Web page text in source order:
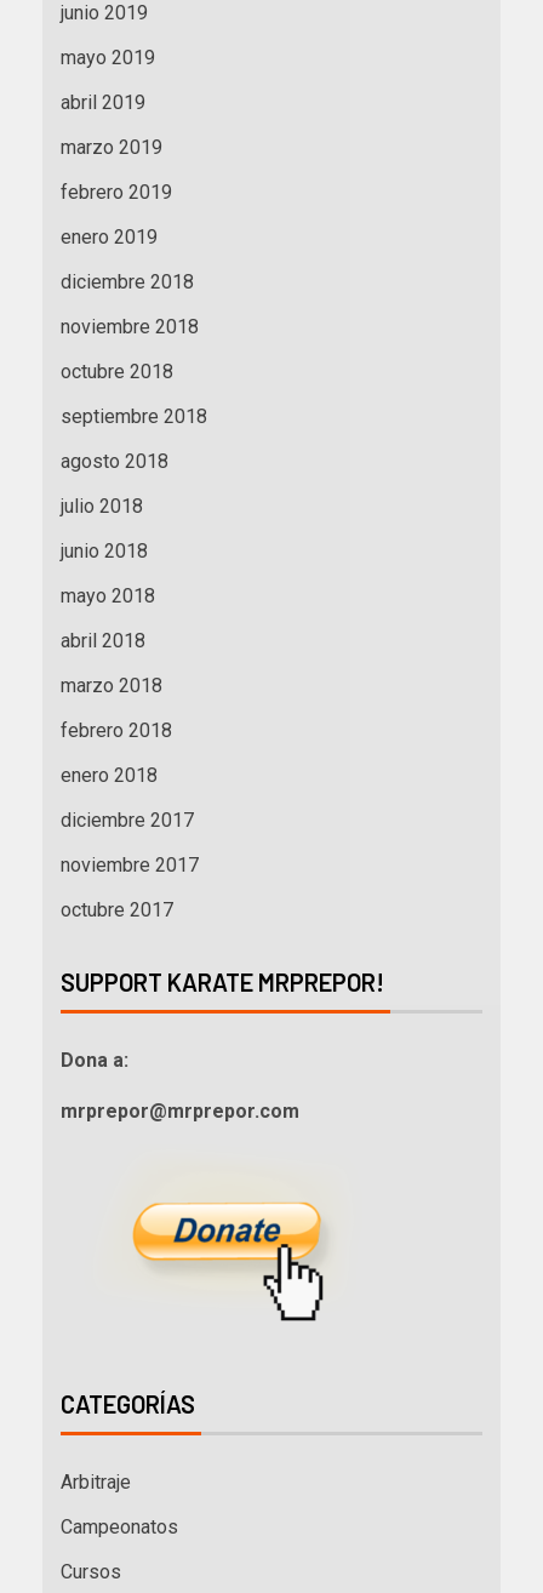
junio 2019
mayo 2019
abril 2019
marzo 2019
febrero 2019
enero 2019
diciembre 2018
noviembre 2018
octubre 2018
septiembre 2018
agosto 2018
julio 2018
junio 2018
mayo 2018
abril 2018
marzo 2018
febrero 2018
enero 2018
diciembre 2017
noviembre 2017
octubre 2017
SUPPORT KARATE MRPREPOR!
Dona a:
mrprepor@mrprepor.com
CATEGORÍAS
Arbitraje
Campeonatos
Cursos